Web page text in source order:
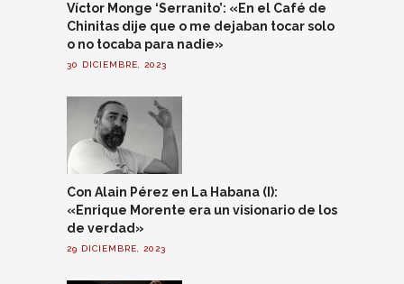
Víctor Monge ‘Serranito’: «En el Café de
Chinitas dije que o me dejaban tocar solo
o no tocaba para nadie»
30 DICIEMBRE, 2023
Con Alain Pérez en La Habana (I):
«Enrique Morente era un visionario de los
de verdad»
29 DICIEMBRE, 2023